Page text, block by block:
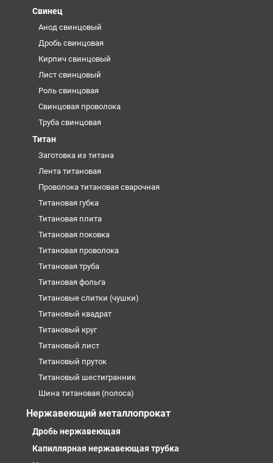
Свинец
Анод свинцовый
Дробь свинцовая
Кирпич свинцовый
Лист свинцовый
Роль свинцовая
Свинцовая проволока
Труба свинцовая
Титан
Заготовка из титана
Лента титановая
Проволока титановая сварочная
Титановая губка
Титановая плита
Титановая поковка
Титановая проволока
Титановая труба
Титановая фольга
Титановые слитки (чушки)
Титановый квадрат
Титановый круг
Титановый лист
Титановый пруток
Титановый шестигранник
Шина титановая (полоса)
Нержавеющий металлопрокат
Дробь нержавеющая
Капиллярная нержавеющая трубка